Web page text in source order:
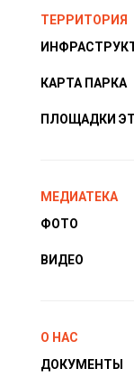
ТЕРРИТОРИЯ
КАРТА ПАРКА
ПЛОЩАДКИ
МЕДИАТЕКА
ФОТО
ВИДЕО
О НАС
ДОКУМЕНТЫ